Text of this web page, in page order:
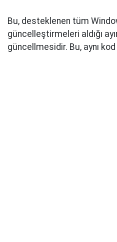
Bu, desteklenen tüm
güncelleştirmeleri aldığı
güncellmesidir. Bu, aynı